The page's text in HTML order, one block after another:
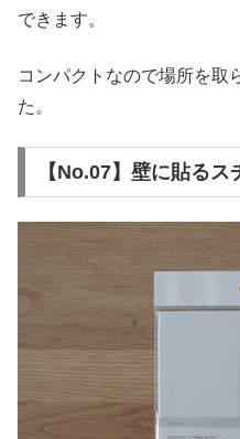
できます。
コンパクトなので場所を取
た。
【No.07】壁に貼るス